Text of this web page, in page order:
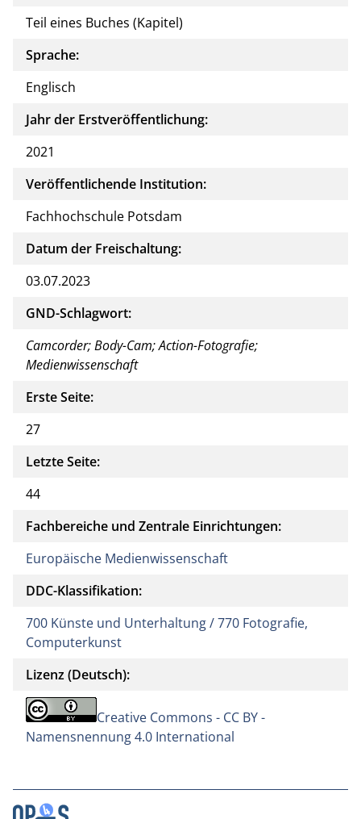
Teil eines Buches (Kapitel)
Sprache:
Englisch
Jahr der Erstveröffentlichung:
2021
Veröffentlichende Institution:
Fachhochschule Potsdam
Datum der Freischaltung:
03.07.2023
GND-Schlagwort:
Camcorder; Body-Cam; Action-Fotografie;
Medienwissenschaft
Erste Seite:
27
Letzte Seite:
44
Fachbereiche und Zentrale Einrichtungen:
Europäische Medienwissenschaft
DDC-Klassifikation:
700 Künste und Unterhaltung / 770 Fotografie,
Computerkunst
Lizenz (Deutsch):
Creative Commons - CC BY -
Namensnennung 4.0 International